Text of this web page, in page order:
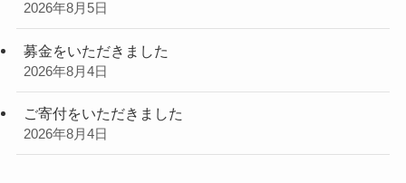
2026年8月5日
募金をいただきました
2026年8月4日
ご寄付をいただきました
2026年8月4日